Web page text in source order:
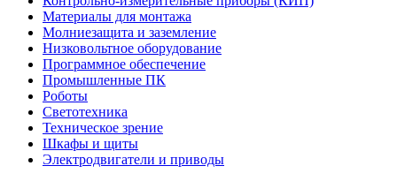
Материалы для монтажа
Молниезащита и заземление
Низковольтное оборудование
Программное обеспечение
Промышленные ПК
Роботы
Светотехника
Техническое зрение
Шкафы и щиты
Электродвигатели и приводы